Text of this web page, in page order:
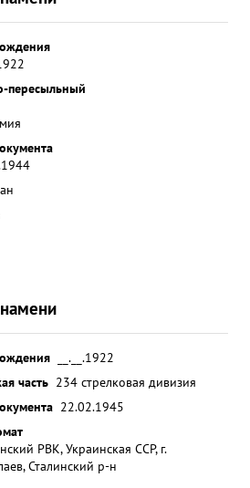
пересыльный
__.__.1922
часть 234 стрелковая дивизия
22.02.1945
РВК, Украинская ССР, г.
Сталинский р-н